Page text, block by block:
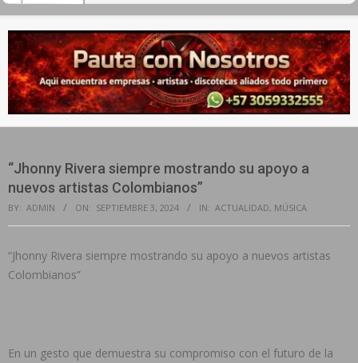
Navigation
Menu
“Jhonny Rivera siempre mostrando su apoyo a
nuevos artistas Colombianos”
BY: ADMIN ON: SEPTIEMBRE 3, 2024 IN: ACTUALIDAD, MÚSICA
“Jhonny Rivera siempre mostrando su apoyo a nuevos artistas
Colombianos”
En un gesto que demuestra su compromiso con el futuro de la